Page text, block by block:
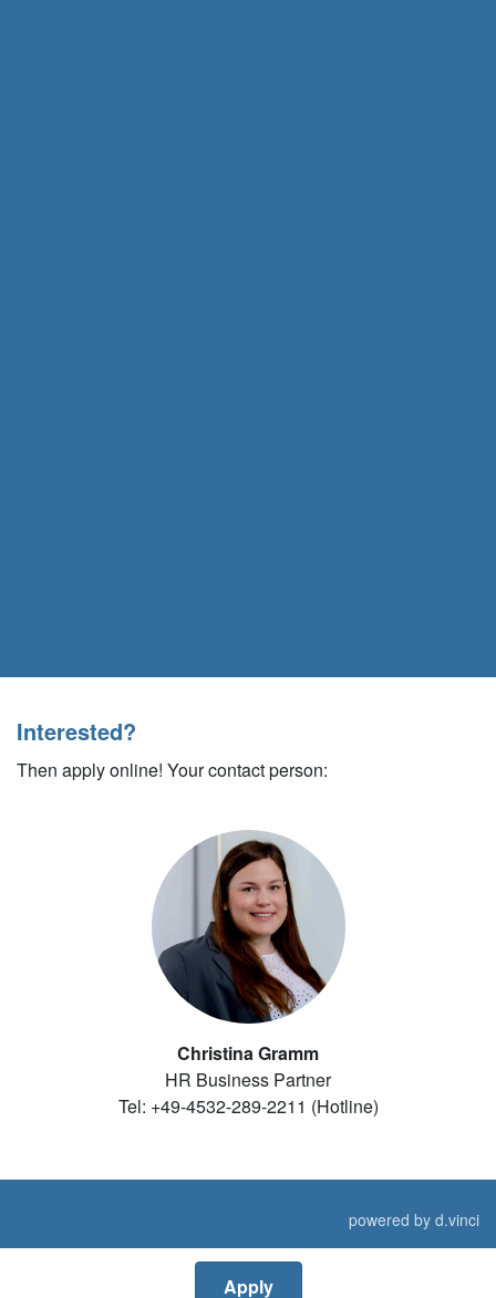
Interested?
Then apply online! Your contact person:
Christina Gramm
HR Business Partner
Tel: +49-4532-289-2211 (Hotline)
Apply
powered by d.vinci